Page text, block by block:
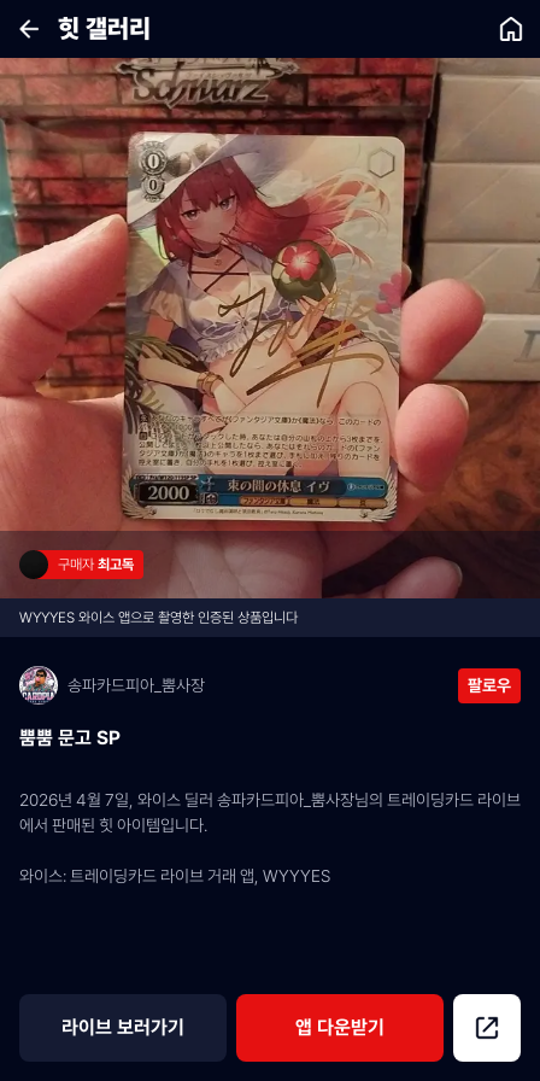
힛 갤러리
구매자 최고독
WYYYES 와이스 앱으로 촬영한 인증된 상품입니다
송파카드피아_뿜사장 팔로우
뿜뿜 문고 SP
2026년 4월 7일, 와이스 딜러 송파카드피아_뿜사장님의 트레이딩카드 라이브
에서 판매된 힛 아이템입니다.
와이스: 트레이딩카드 라이브 거래 앱, WYYYES
라이브 보러가기 앱 다운받기